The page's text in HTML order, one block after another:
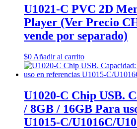
variantes.
Las
opciones
pueden
la
página
producto
U1021-C PVC 2D
Player (Ver Precio
vende por separado)
$0 Añadir al carrito
U1020-C Chip USB.
/ 8GB / 16GB Para
U1015-C/U1016C/